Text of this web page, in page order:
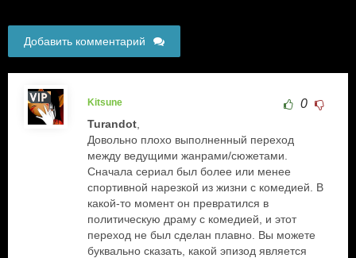
Добавить комментарий
Kitsune 0
Turandot
Довольно плохо выполненный переход
между ведущими жанрами/сюжетами.
Сначала сериал был более или менее
спортивной нарезкой из жизни с комедией. В
какой-то момент он превратился в
политическую драму с комедией, и этот
переход не был сделан плавно. Вы можете
буквально сказать, какой эпизод является